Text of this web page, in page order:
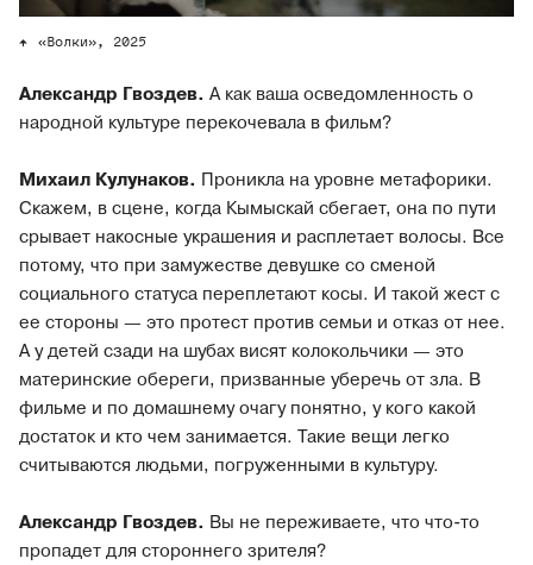
«Волки», 2025
Александр Гвоздев. А как ваша осведомленность о
народной культуре перекочевала в фильм?
Михаил Кулунаков. Проникла на уровне метафорики.
Скажем, в сцене, когда Кымыскай сбегает, она по пути
срывает накосные украшения и расплетает волосы. Все
потому, что при замужестве девушке со сменой
социального статуса переплетают косы. И такой жест с
ее стороны — это протест против семьи и отказ от нее.
А у детей сзади на шубах висят колокольчики — это
материнские обереги, призванные уберечь от зла. В
фильме и по домашнему очагу понятно, у кого какой
достаток и кто чем занимается. Такие вещи легко
считываются людьми, погруженными в культуру.
Александр Гвоздев. Вы не переживаете, что что-то
пропадет для стороннего зрителя?